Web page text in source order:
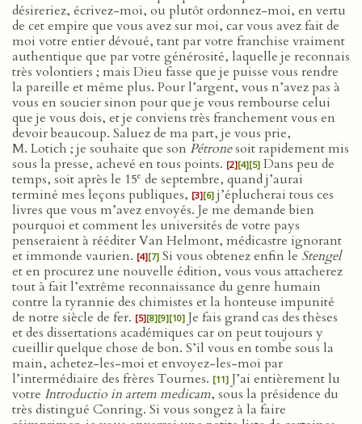
désireriez, écrivez-moi, ou plutôt ordonnez-moi, en vertu
de cet empire que vous avez sur moi, car vous avez fait de
moi votre entier dévoué, tant par votre franchise vraiment
authentique que par votre générosité, laquelle je reconnais
très volontiers ; mais Dieu fasse que je puisse vous rendre
la pareille et même plus. Pour l’argent, vous n’avez pas à
vous en soucier sinon pour que je vous rembourse celui
que je vous dois, et je conviens très franchement vous en
devoir beaucoup. Saluez de ma part, je vous prie,
M. Lotich ; je souhaite que son Pétronesoit rapidement mis
sous la presse, achevé en tous points. [2][4][5] Dans peu de
temps, soit après le 15e de septembre, quand j’aurai
terminé mes leçons publiques, [3][6] j’éplucherai tous ces
livres que vous m’avez envoyés. Je me demande bien
pourquoi et comment les universités de votre pays
penseraient à rééditer Van Helmont, médicastre ignorant
et immonde vaurien. [4][7] Si vous obtenez enfin le Stengel
et en procurez une nouvelle édition, vous vous attacherez
tout à fait l’extrême reconnaissance du genre humain
contre la tyrannie des chimistes et la honteuse impunité
de notre siècle de fer. [5][8][9][10] Je fais grand cas des thèses
et des dissertations académiques car on peut toujours y
cueillir quelque chose de bon. S’il vous en tombe sous la
main, achetez-les-moi et envoyez-les-moi par
l’intermédiaire des frères Tournes. [11] J’ai entièrement lu
votre Introductio in artem medicam, sous la présidence du
très distingué Conring. Si vous songez à la faire